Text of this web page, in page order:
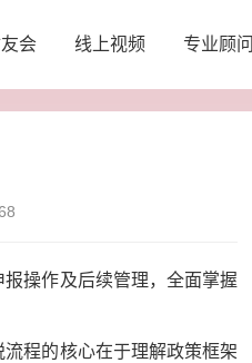
会 线上视频 专业顾问
操作及后续管理，全面掌握
程的核心在于理解政策框架